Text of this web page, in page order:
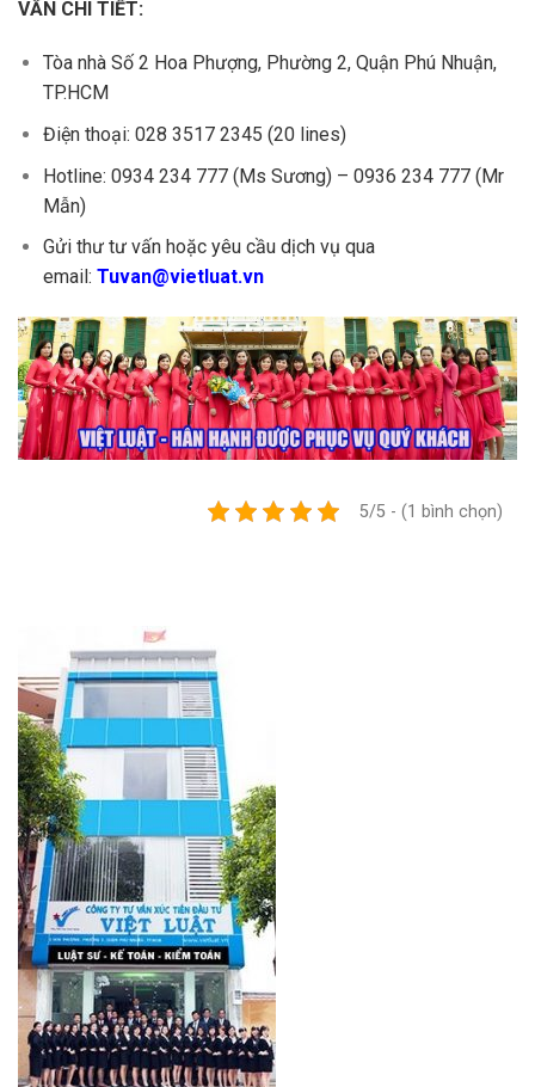
VẤN CHI TIẾT:
Tòa nhà Số 2 Hoa Phượng, Phường 2, Quận Phú Nhuận,
TP.HCM
Điện thoại: 028 3517 2345 (20 lines)
Hotline: 0934 234 777 (Ms Sương) – 0936 234 777 (Mr
Mẫn)
Gửi thư tư vấn hoặc yêu cầu dịch vụ qua
email: Tuvan@vietluat.vn
5/5 - (1 bình chọn)